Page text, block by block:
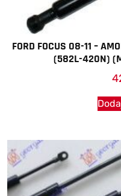
FORD FOCUS 08-11 –
(582L-420N)